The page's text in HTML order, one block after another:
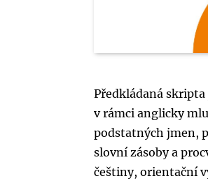
Předkládaná
v rámci anglicky
podstatných jmen,
slovní zásoby a
češtiny, orientační